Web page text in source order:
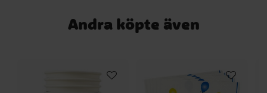
Andra köpte även